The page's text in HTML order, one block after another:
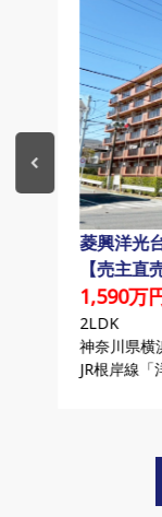
菱興洋光
【売主直
1,590万円
2LDK
神奈川県横
JR根岸線「